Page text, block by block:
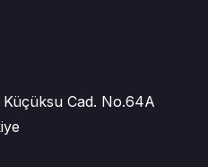
Küçüksu Cad. No.64A